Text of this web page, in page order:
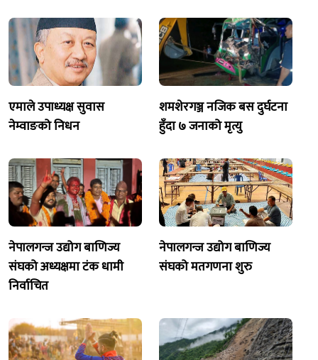
एमाले उपाध्यक्ष सुवास
नेम्वाङको निधन
शमशेरगञ्ज नजिक बस दुर्घटना
हुँदा ७ जनाको मृत्यु
नेपालगन्ज उद्योग बाणिज्य
संघको अध्यक्षमा टंक धामी
निर्वाचित
नेपालगन्ज उद्योग बाणिज्य
संघको मतगणना शुरु